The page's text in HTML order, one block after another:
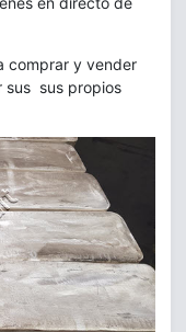
comprar y vender
sus sus propios